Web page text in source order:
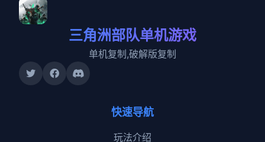
三角洲部队单机游戏
单机复制,破解版复制
快速导航
玩法介绍